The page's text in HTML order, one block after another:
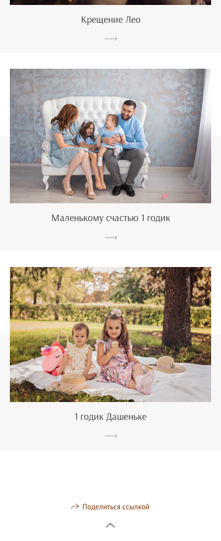
Крещение Лео
Маленькому счастью 1 годик
1 годик Дашеньке
Поделиться ссылкой